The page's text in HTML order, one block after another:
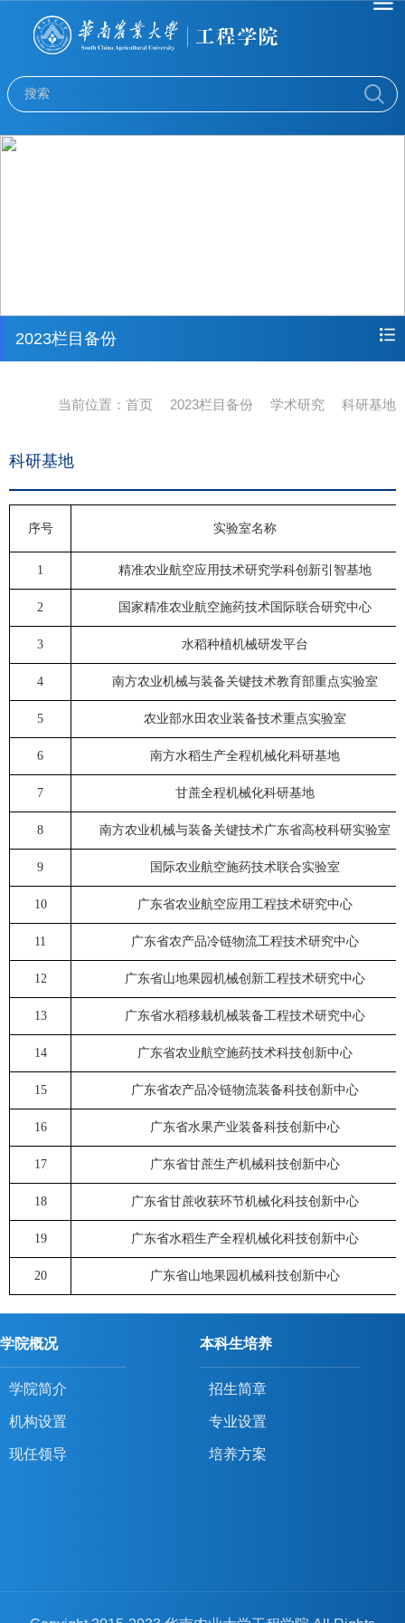
2023栏目备份
当前位置： 首页 2023栏目备份 学术研究 科研基地
科研基地
序号 实验室名称
1 精准农业航空应用技术研究学科创新引智基地
2 国家精准农业航空施药技术国际联合研究中心
3 水稻种植机械研发平台
4 南方农业机械与装备关键技术教育部重点实验室
5 农业部水田农业装备技术重点实验室
6 南方水稻生产全程机械化科研基地
7 甘蔗全程机械化科研基地
8 南方农业机械与装备关键技术广东省高校科研实验室
9 国际农业航空施药技术联合实验室
10 广东省农业航空应用工程技术研究中心
11 广东省农产品冷链物流工程技术研究中心
12 广东省山地果园机械创新工程技术研究中心
13 广东省水稻移栽机械装备工程技术研究中心
14 广东省农业航空施药技术科技创新中心
15 广东省农产品冷链物流装备科技创新中心
16 广东省水果产业装备科技创新中心
17 广东省甘蔗生产机械科技创新中心
18 广东省甘蔗收获环节机械化科技创新中心
19 广东省水稻生产全程机械化科技创新中心
20 广东省山地果园机械科技创新中心
学院概况
学院简介
机构设置
现任领导
本科生培养
招生简章
专业设置
培养方案